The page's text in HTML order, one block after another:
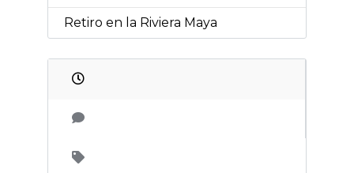
Retiro en la Riviera Maya